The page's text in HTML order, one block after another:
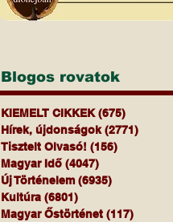
Blogos rovatok
KIEMELT CIKKEK (675)
Hírek, újdonságok (2771)
Tisztelt Olvasó! (156)
Magyar Idő (4047)
Új Történelem (6935)
Kultúra (6801)
Magyar Őstörténet (117)